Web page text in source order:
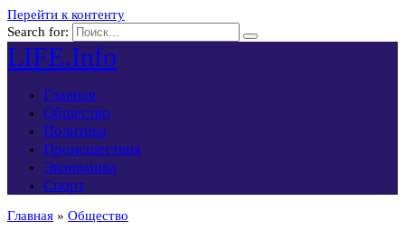
Перейти к контенту
Search for:
LIFE.Info
Главная
Общество
Политика
Происшествия
Экономика
Спорт
Главная » Общество